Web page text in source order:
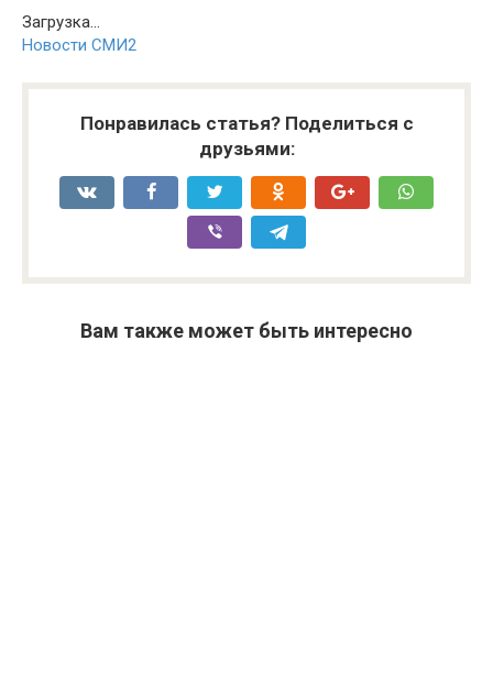
Загрузка...
Новости СМИ2
Понравилась статья? Поделиться с
друзьями:
Вам также может быть интересно